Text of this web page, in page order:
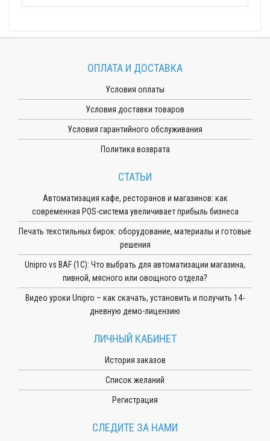
ОПЛАТА И ДОСТАВКА
Условия оплаты
Условия доставки товаров
Условия гарантийного обслуживания
Политика возврата
СТАТЬИ
Автоматизация кафе, ресторанов и магазинов: как
современная POS-система увеличивает прибыль бизнеса
Печать текстильных бирок: оборудование, материалы и готовые
решения
Unipro vs BAF (1С): Что выбрать для автоматизации магазина,
пивной, мясного или овощного отдела?
Видео уроки Unipro – как скачать, установить и получить 14-
дневную демо-лицензию
ЛИЧНЫЙ КАБИНЕТ
История заказов
Список желаний
Регистрация
СЛЕДИТЕ ЗА НАМИ